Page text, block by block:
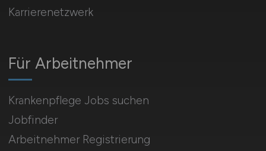
Für Arbeitnehmer
Krankenpflege Jobs suchen
Jobfinder
Arbeitnehmer Registrierung
Karrierenetzwerk